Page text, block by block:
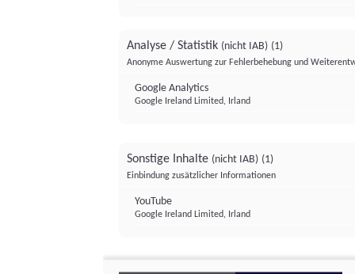
Analyse / Statistik (nicht IAB) (1)
Anonyme Auswertung zur Fehlerbehebung und
Google Analytics
Google Ireland Limited, Irland
Sonstige Inhalte (nicht IAB) (1)
Einbindung zusätzlicher Informationen
YouTube
Google Ireland Limited, Irland